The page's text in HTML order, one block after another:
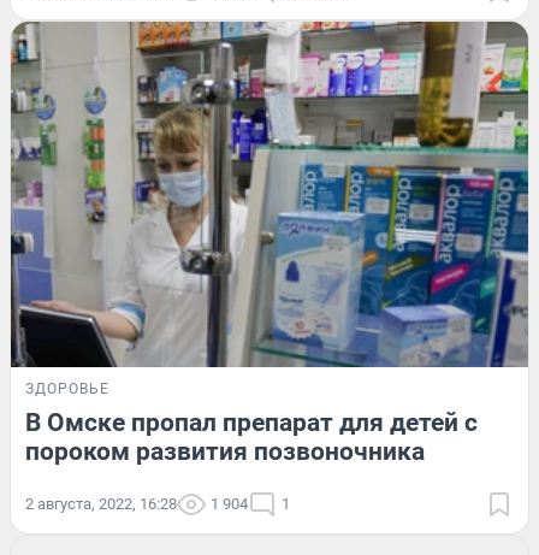
ЗДОРОВЬЕ
В Омске пропал препарат для детей с
пороком развития позвоночника
2 августа, 2022, 16:28 1 904 1